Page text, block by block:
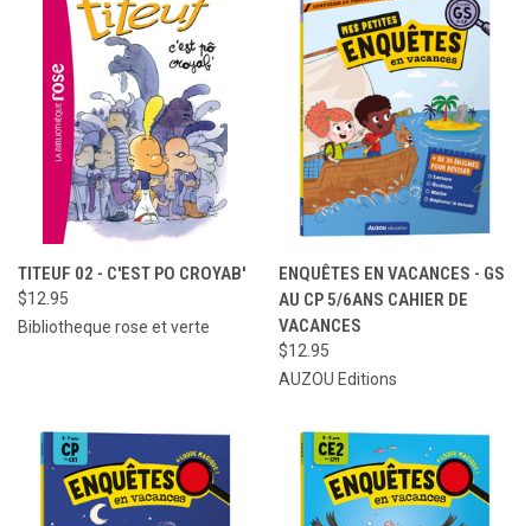
TITEUF 02 - C'EST PO CROYAB'
$12.95
Bibliotheque rose et verte
ENQUÊTES EN VACANCES - GS
AU CP 5/6ANS CAHIER DE
VACANCES
$12.95
AUZOU Editions